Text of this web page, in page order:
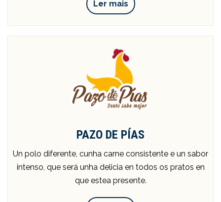
Ler mais
PAZO DE PÍAS
Un polo diferente, cunha carne consistente e un sabor
intenso, que será unha delicia en todos os pratos en
que estea presente.